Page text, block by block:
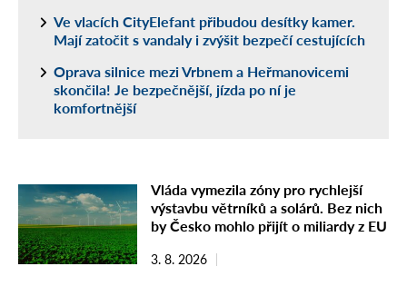
Ve vlacích CityElefant přibudou desítky kamer.
Mají zatočit s vandaly i zvýšit bezpečí cestujících
Oprava silnice mezi Vrbnem a Heřmanovicemi
skončila! Je bezpečnější, jízda po ní je
komfortnější
Vláda vymezila zóny pro rychlejší
výstavbu větrníků a solárů. Bez nich
by Česko mohlo přijít o miliardy z EU
3. 8. 2026